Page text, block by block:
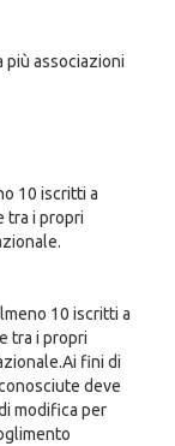
più associazioni
10 iscritti a
tra i propri
10 iscritti a
tra i propri
fini di
deve
modifica per